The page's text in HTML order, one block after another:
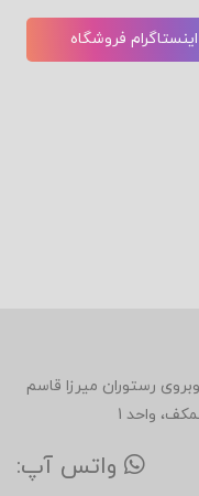
اینستاگرام فروشگاه
خیابان 12 فروردین، روبروی رستوران میرزا قاسم
واحد 1
واتس آپ: